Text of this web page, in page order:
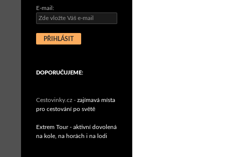
E-mail:
DOPORUČUJEME:
Cestovinky.cz - zajímavá místa
pro cestování po světě
Extrem Tour - aktivní dovolená
na kole, na horách i na lodi